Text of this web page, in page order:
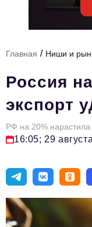
Технологии и тренды
HR
Персона номера
Юридический
Туризм
ОПК
Главная / Ниши и
Россия
экспорт
РФ на 20%
16:05; 29